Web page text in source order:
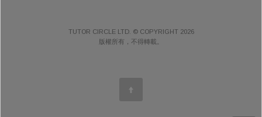
TUTOR CIRCLE LTD. © COPYRIGHT 2026
版權所有，不得轉載。